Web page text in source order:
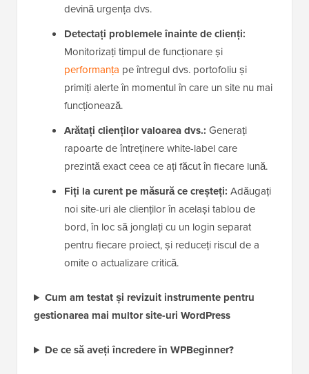
devină urgența dvs.
Detectați problemele înainte de clienți:
Monitorizați timpul de funcționare și
performanța pe întregul dvs. portofoliu și
primiți alerte în momentul în care un site nu mai
funcționează.
Arătați clienților valoarea dvs.: Generați
rapoarte de întreținere white-label care
prezintă exact ceea ce ați făcut în fiecare lună.
Fiți la curent pe măsură ce creșteți: Adăugați
noi site-uri ale clienților în același tablou de
bord, în loc să jonglați cu un login separat
pentru fiecare proiect, și reduceți riscul de a
omite o actualizare critică.
Cum am testat și revizuit instrumente pentru
gestionarea mai multor site-uri WordPress
De ce să aveți încredere în WPBeginner?